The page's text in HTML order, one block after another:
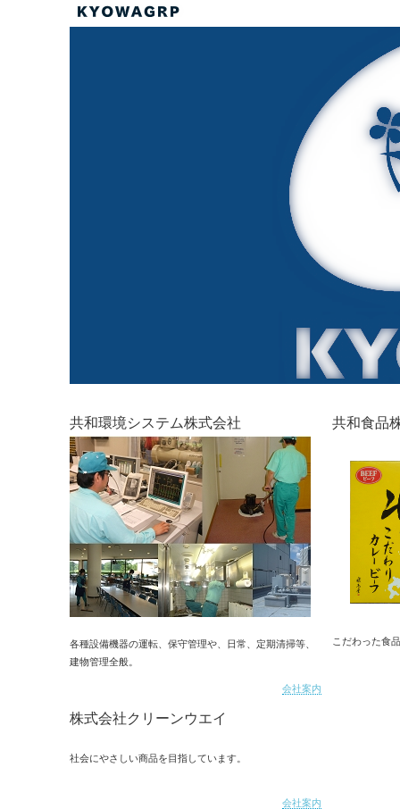
共和環境システム株式会社
各種設備機器の運転、保守管理や、日常、定期清掃等、
建物管理全般。
会社案内
共和食品
こだわった食
株式会社クリーンウエイ
社会にやさしい商品を目指しています。
会社案内